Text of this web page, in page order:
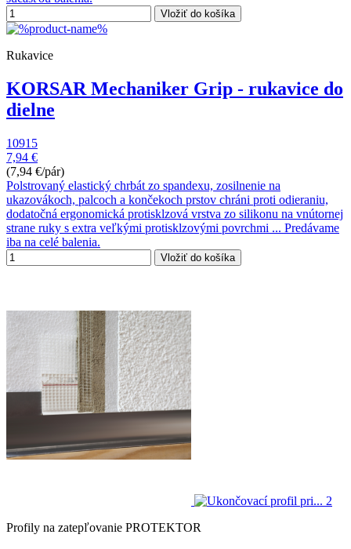
Vložiť do košíka
Rukavice
KORSAR Mechaniker Grip - rukavice do
dielne
10915
7,94 €
(7,94 €/pár)
Polstrovaný elastický chrbát zo spandexu, zosilnenie na
ukazovákoch, palcoch a končekoch prstov chráni proti odieraniu,
dodatočná ergonomická protisklzová vrstva zo silikonu na vnútornej
strane ruky s extra veľkými protisklzovými povrchmi ... Predávame
iba na celé balenia.
Vložiť do košíka
Profily na zatepľovanie PROTEKTOR